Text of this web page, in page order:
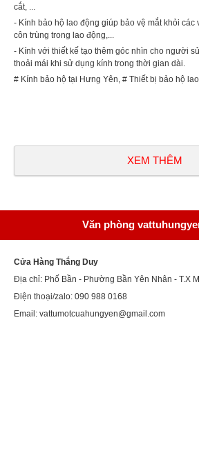
cắt, ...
- Kính bảo hộ lao động giúp bảo vệ mắt khỏi các
côn trùng trong lao động,...
- Kính với thiết kế tạo thêm góc nhìn cho người
thoải mái khi sử dụng kính trong thời gian dài.
# Kính bảo hộ tại Hưng Yên, # Thiết bị bảo hộ
XEM THÊM
Văn phòng
Cửa Hàng Thắng Duy
Địa chỉ: Phố Bần - Phường Bần Yên Nhân - T.X
Điện thoại/zalo: 090 988 0168
Email: vattumotcuahungyen@gmail.com